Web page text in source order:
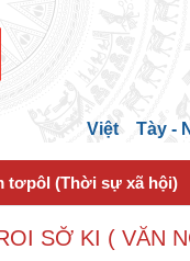
Việt Tày -
tơpôl (Thời sự xã hội)
SƠ̆ KI ( VĂN